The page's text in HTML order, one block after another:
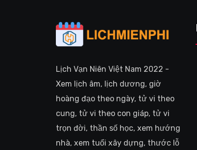
Lịch Vạn Niên Việt Nam 2022 -
Xem lịch âm, lịch dương, giờ
hoàng đạo theo ngày, tử vi theo
cung, tử vi theo con giáp, tử vi
trọn đời, thần số học, xem hướng
nhà, xem tuổi xây dựng, thước lỗ